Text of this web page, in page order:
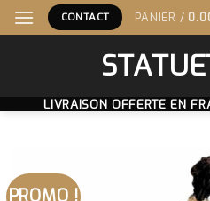
Skip
to
CONTACT PANIER /
LIVRAISON OFFERTE EN
PROMO !